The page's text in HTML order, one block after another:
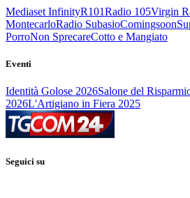
Mediaset InfinityR101Radio 105Virgin
MontecarloRadio SubasioComingsoon
PorroNon SprecareCotto e Mangiato
Eventi
Identità Golose 2026Salone del
2026L'Artigiano in Fiera 2025
Seguici su